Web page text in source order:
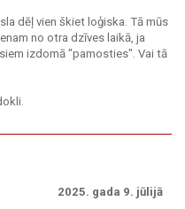
dēļ vien škiet loģiska. Tā mūs
no otra dzīves laikā, ja
izdomā "pamosties". Vai tā
2025. gada 9. jūlijā